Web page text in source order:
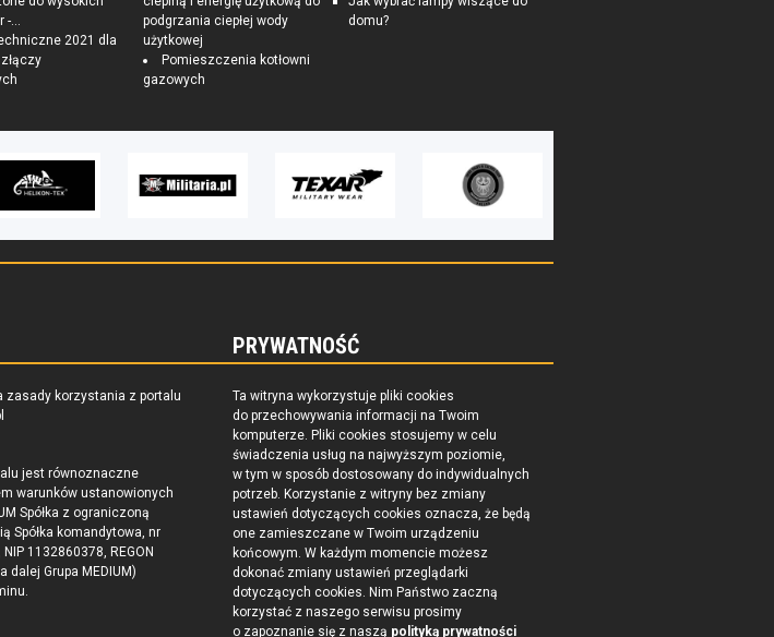
-...
2021 dla
złączy
podgrzania ciepłej wody
użytkowej
Pomieszczenia kotłowni
gazowych
domu?
zasady korzystania z portalu
jest równoznaczne
warunków ustanowionych
Spółka z ograniczoną
Spółka komandytowa, nr
1132860378, REGON
dalej Grupa MEDIUM)
PRYWATNOŚĆ
Ta witryna wykorzystuje pliki cookies
do przechowywania informacji na Twoim
komputerze. Pliki cookies stosujemy w celu
świadczenia usług na najwyższym poziomie,
w tym w sposób dostosowany do indywidualnych
potrzeb. Korzystanie z witryny bez zmiany
ustawień dotyczących cookies oznacza, że będą
one zamieszczane w Twoim urządzeniu
końcowym. W każdym momencie możesz
dokonać zmiany ustawień przeglądarki
dotyczących cookies. Nim Państwo zaczną
korzystać z naszego serwisu prosimy
o zapoznanie się z naszą polityką prywatności